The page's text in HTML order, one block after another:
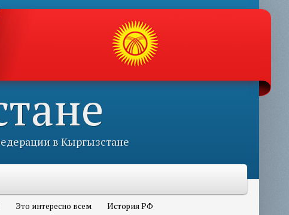
в Кыргызстане
Это интересно всем История РФ